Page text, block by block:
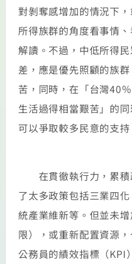
對剝奪感增加的情況下
所得族群的角度看事情
解讀。不過，中低所得
差，應是優先照顧的族
苦，同時，在「台灣40
生活過得相當艱苦」的
可以爭取較多民意的支持
在貫徹執行力，累積
了太多政策包括三業四
統產業維新等。但並未
限），或重新配置資源
公務員的績效指標（KPI